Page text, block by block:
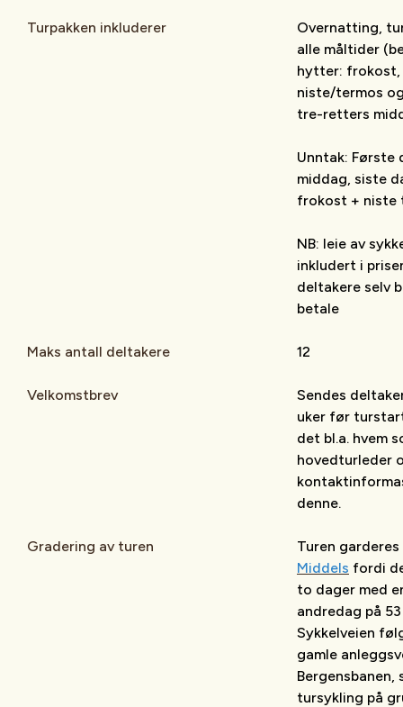
Turpakken inkluderer
Overnatting,
alle måltider
hytter: frokost,
niste/termos
tre-retters
Unntak: Første
middag, siste
frokost + niste
NB: leie av
inkludert i
deltakere selv
betale
Maks antall deltakere 12
Velkomstbrev
Sendes
uker før
det bl.a. hvem
hovedturleder
denne.
Gradering av turen
Turen garderes
Middels fordi
to dager med
andredag på 53
Sykkelveien
gamle
Bergensbanen,
tursykling på